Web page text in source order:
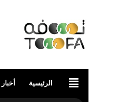
الرئيسيةالرئيسية أخبار